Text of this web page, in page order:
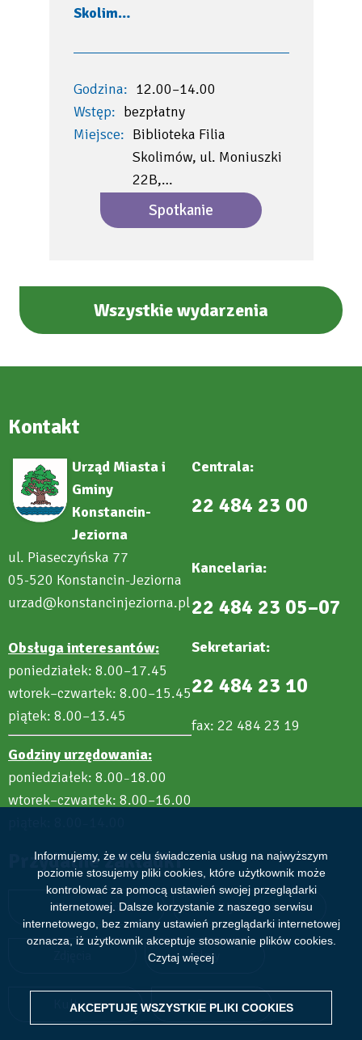
Informujemy, że w celu świadczenia usług na najwyższym
poziomie stosujemy pliki cookies, które użytkownik może
kontrolować za pomocą ustawień swojej przeglądarki
internetowej. Dalsze korzystanie z naszego serwisu
internetowego, bez zmiany ustawień przeglądarki internetowej
oznacza, iż użytkownik akceptuje stosowanie plików cookies.
Czytaj więcej
AKCEPTUJĘ WSZYSTKIE PLIKI COOKIES
WITHDRAW CONSENT
Skolim…
Godzina: 12.00–14.00
Wstęp: bezpłatny
Miejsce: Biblioteka Filia
Skolimów, ul. Moniuszki
22B,…
Spotkanie
Wszystkie wydarzenia
Kontakt
Urząd Miasta i
Gminy
Konstancin-
Jeziorna
ul. Piaseczyńska 77
05-520 Konstancin-Jeziorna
urzad@konstancinjeziorna.pl
Obsługa interesantów:
poniedziałek: 8.00–17.45
wtorek–czwartek: 8.00–15.45
piątek: 8.00–13.45
Godziny urzędowania:
poniedziałek: 8.00–18.00
wtorek–czwartek: 8.00–16.00
Centrala:
22 484 23 00
Kancelaria:
22 484 23 05–07
Sekretariat:
22 484 23 10
fax: 22 484 23 19
Przydatne zakładki
Aktualności Wydarzenia
Filmy
Kultura Sport